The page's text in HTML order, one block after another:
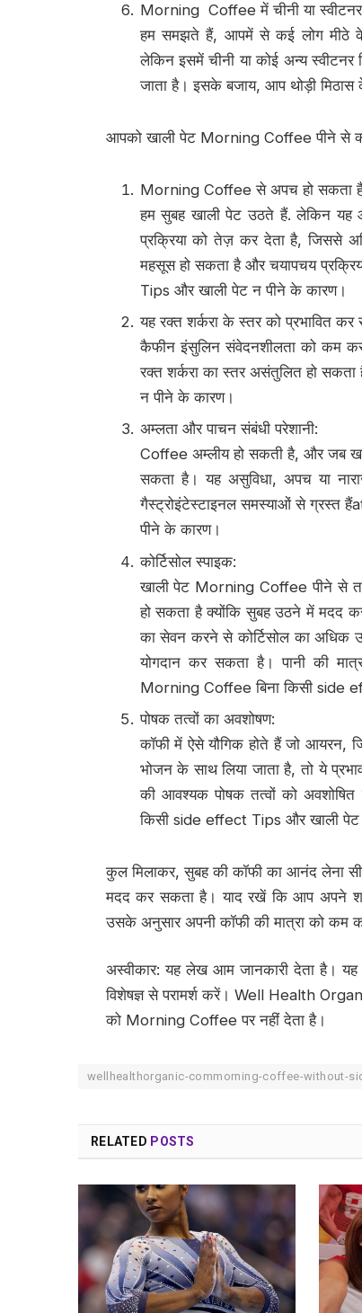
Morning Coffee में चीनी या
हम समझते हैं, आपमें से कई लोग मीठे के
लेकिन इसमें चीनी या कोई अन्य
जाता है। इसके बजाय, आप थोड़ी मिठास
आपको खाली पेट Morning Coffee पीने से
Morning Coffee से अपच हो सकता
हम सुबह खाली पेट उठते हैं. लेकिन यह
प्रक्रिया को तेज़ कर देता है, जिससे
महसूस हो सकता है और चयापचय
Tips और खाली पेट न पीने के कारण।
यह रक्त शर्करा के स्तर को प्रभावित कर
कैफीन इंसुलिन संवेदनशीलता को कम
रक्त शर्करा का स्तर असंतुलित हो
न पीने के कारण।
अम्लता और पाचन संबंधी परेशानी:
Coffee अम्लीय हो सकती है, और जब
सकता है। यह असुविधा, अपच या
गैस्ट्रोइंटेस्टाइनल समस्याओं से ग्रस्त
पीने के कारण।
कोर्टिसोल स्पाइक:
खाली पेट Morning Coffee पीने से
हो सकता है क्योंकि सुबह उठने में मदद
का सेवन करने से कोर्टिसोल का अधिक
योगदान कर सकता है। पानी की
Morning Coffee बिना किसी side
पोषक तत्वों का अवशोषण:
कॉफी में ऐसे यौगिक होते हैं जो
भोजन के साथ लिया जाता है, तो ये
की आवश्यक पोषक तत्वों को
किसी side effect Tips और खाली पेट
कुल मिलाकर, सुबह की कॉफी का आनंद लेना
मदद कर सकता है। याद रखें कि आप अपने
उसके अनुसार अपनी कॉफी की मात्रा को कम
अस्वीकार: यह लेख आम जानकारी देता है। यह
विशेषज्ञ से परामर्श करें। Well Health
को Morning Coffee पर नहीं देता है।
wellhealthorganic-commorning-coffee-without-
RELATED POSTS